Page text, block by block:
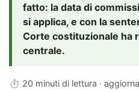
fatto: la data di
si applica, e con la
Corte costituzionale ha
centrale.
⏱ 20 minuti di lettura ·